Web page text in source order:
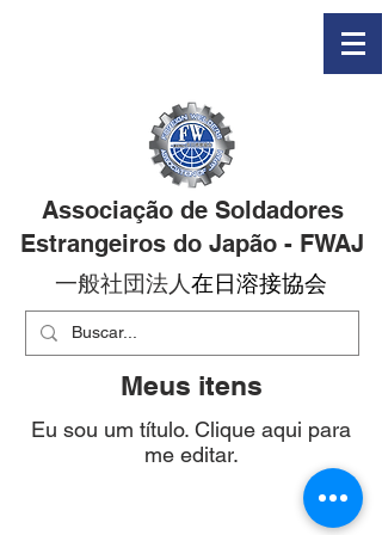
Associação de Soldadores
Estrangeiros do Japão - FWAJ
一般社団法人在日溶接協会
Meus itens
Eu sou um título. Clique aqui para
me editar.